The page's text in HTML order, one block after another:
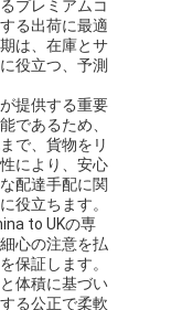
プレミアムコ
る出荷に最適
は、在庫とサ
役立つ、予測
提供する重要
であるため、
で、貨物をリ
により、安心
配達手配に関
役立ちます。
to UKの専
心の注意を払
保証します。
体積に基づい
る公正で柔軟